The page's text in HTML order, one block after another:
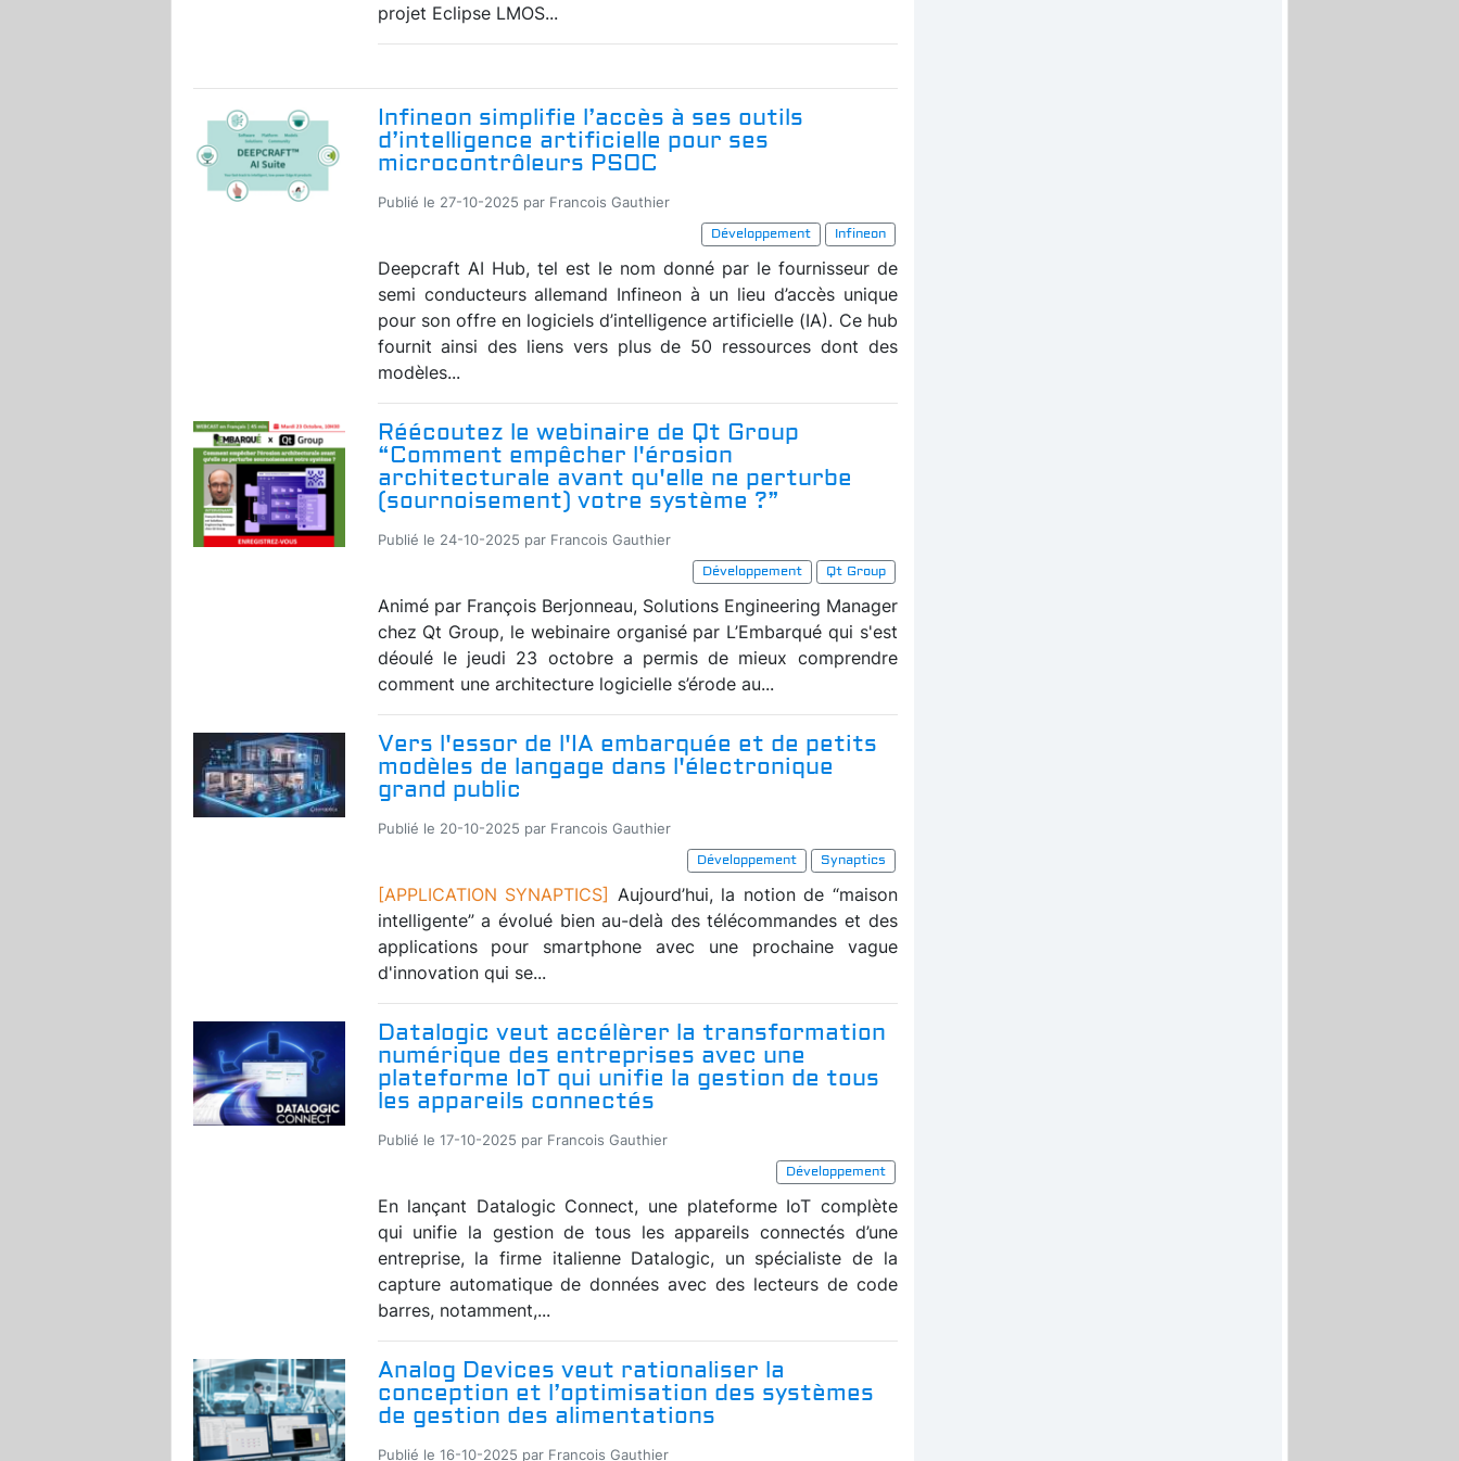
projet Eclipse LMOS...
Infineon simplifie l’accès à ses outils
d’intelligence artificielle pour ses
microcontrôleurs PSOC
Publié le 27-10-2025 par Francois Gauthier
Développement
Infineon
Deepcraft AI Hub, tel est le nom donné par le fournisseur de
semi conducteurs allemand Infineon à un lieu d’accès unique
pour son offre en logiciels d’intelligence artificielle (IA). Ce hub
fournit ainsi des liens vers plus de 50 ressources dont des
modèles...
Réécoutez le webinaire de Qt Group
“Comment empêcher l'érosion
architecturale avant qu'elle ne perturbe
(sournoisement) votre système ?”
Publié le 24-10-2025 par Francois Gauthier
Développement
Qt Group
Animé par François Berjonneau, Solutions Engineering Manager
chez Qt Group, le webinaire organisé par L’Embarqué qui s'est
déoulé le jeudi 23 octobre a permis de mieux comprendre
comment une architecture logicielle s’érode au...
Vers l'essor de l'IA embarquée et de petits
modèles de langage dans l'électronique
grand public
Publié le 20-10-2025 par Francois Gauthier
Développement
Synaptics
[APPLICATION SYNAPTICS] Aujourd’hui, la notion de “maison
intelligente” a évolué bien au-delà des télécommandes et des
applications pour smartphone avec une prochaine vague
d'innovation qui se...
Datalogic veut accélèrer la transformation
numérique des entreprises avec une
plateforme IoT qui unifie la gestion de tous
les appareils connectés
Publié le 17-10-2025 par Francois Gauthier
Développement
En lançant Datalogic Connect, une plateforme IoT complète
qui unifie la gestion de tous les appareils connectés d’une
entreprise, la firme italienne Datalogic, un spécialiste de la
capture automatique de données avec des lecteurs de code
barres, notamment,...
Analog Devices veut rationaliser la
conception et l’optimisation des systèmes
de gestion des alimentations
Publié le 16-10-2025 par Francois Gauthier